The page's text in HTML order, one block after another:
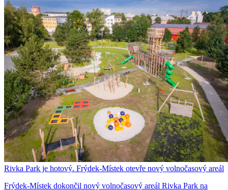
Rivka Park je hotový. Frýdek-Místek otevře nový volnočasový areál
Frýdek-Místek dokončil nový volnočasový areál Rivka Park na